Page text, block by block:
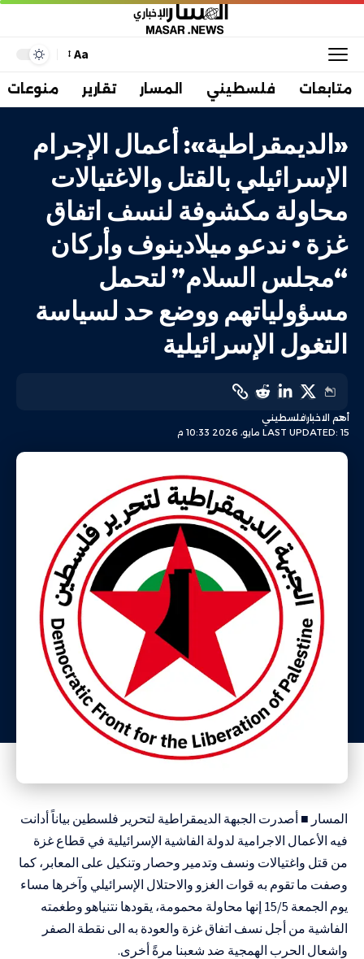
Aa
متابعات فلسطيني المسار تقارير منوعات
«الديمقراطية»: أعمال الإجرام
الإسرائيلي بالقتل والاغتيالات
محاولة مكشوفة لنسف اتفاق
غزة • ندعو ميلادينوف وأركان
“مجلس السلام” لتحمل
مسؤولياتهم ووضع حد لسياسة
التغول الإسرائيلية
LAST UPDATED: 15 مايو، 2026 10:33 م
أهم الاخبارفلسطيني
المسار ■ أصدرت الجبهة الديمقراطية لتحرير فلسطين بياناً أدانت
فيه الأعمال الاجرامية لدولة الفاشية الإسرائيلية في قطاع غزة
من قتل واغتيالات ونسف وتدمير وحصار وتنكيل على المعابر، كما
وصفت ما تقوم به قوات الغزو والاحتلال الإسرائيلي وآخرها مساء
يوم الجمعة 15/5 إنها محاولة محمومة، يقودها نتنياهو وطغمته
الفاشية من أجل نسف اتفاق غزة والعودة به الى نقطة الصفر
واشعال الحرب الهمجية ضد شعبنا مرةً أخرى.